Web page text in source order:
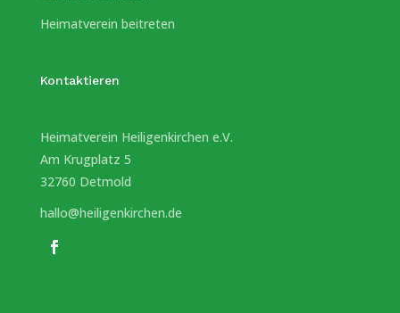
Heimatverein beitreten
Kontaktieren
Heimatverein Heiligenkirchen e.V.
Am Krugplatz 5
32760 Detmold
hallo@heiligenkirchen.de